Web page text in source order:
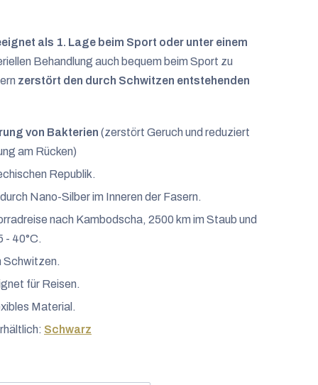
als 1. Lage beim Sport oder unter einem
Behandlung auch bequem beim Sport zu
zerstört den durch Schwitzen entstehenden
von Bakterien (zerstört Geruch und reduziert
am Rücken)
Republik.
Nano-Silber im Inneren der Fasern.
nach Kambodscha, 2500 km im Staub und
- 40°C.
Schwitzen.
für Reisen.
Material.
Schwarz